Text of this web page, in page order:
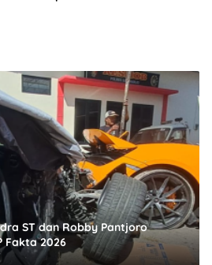
ST dan Robby Pantjoro
Fakta 2026